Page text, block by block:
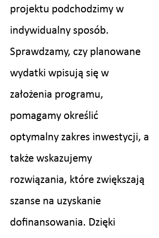
projektu podchodzimy w
indywidualny sposób.
Sprawdzamy, czy planowane
wydatki wpisują się w
założenia programu,
pomagamy określić
optymalny zakres inwestycji, a
także wskazujemy
rozwiązania, które zwiększają
szanse na uzyskanie
dofinansowania. Dzięki